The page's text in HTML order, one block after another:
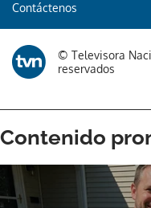
Contáctenos
© Televisora
reservados